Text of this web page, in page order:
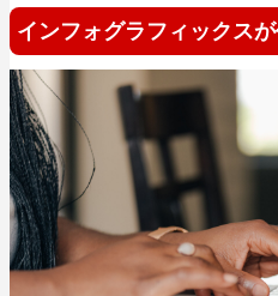
インフォグラフィックス